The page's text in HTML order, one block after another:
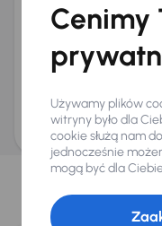
Na numer telefonu
ani zagwarantowaną
Dopraváků 874/15, Čimice,
Twoje dane osobowe
osobowych
Wybieramy dla Ciebie
dla Ciebiedo
Cenimy
Używamy plików
witryny było dla
cookie służą nam
jednocześnie
mogą być dla